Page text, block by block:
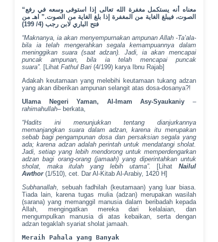
“معناه أنه يستكمل مغفرة الله تعالى إذا استوفى وسعه في رفع
الصوت، فيبلغ الغاية من المغفرة إذا بلغ الغاية من الصوت.” اهـ من
فتح الباري لابن رجب (4/ 199)
“Maknanya, ia akan menyempurnakan ampunan Allah -Ta’ala-
bila ia telah mengerahkan segala kemampuannya dalam
meninggikan suara (saat adzan). Jadi, ia akan mencapai
puncak ampunan, bila ia telah mencapai puncak
suara”. [LihatFathul Bari (4/199) karya Ibnu Rajab]
Adakah keutamaan yang melebihi keutamaan tukang adzan
yang akan diberikan ampunan selangit atas dosa-dosanya?!
Ulama Negeri Yaman, Al-Imam Asy-Syaukaniy –
rahimahullah– berkata,
“Hadits ini menunjukkan tentang dianjurkannya
memanjangkan suara dalam adzan, karena itu merupakan
sebab bagi pengampunan dosa dan persaksian segala yang
ada; karena adzan adalah perintah untuk mendatangi sholat.
Jadi, setiap yang lebih mendorong untuk memperdengarkan
adzan bagi orang-orang (jamaah) yang diperintahkan untuk
sholat, maka itulah yang lebih utama”.
[Lihat Nailul
Awthor(1/510), cet. Dar Al-Kitab Al-Arabiy, 1420 H]
Subhanallah, sebuah fadhilah (keutamaan) yang luar biasa.
Tiada lain, karena tugas mulia (adzan) merupakan wasilah
(sarana) yang memanggil manusia dalam beribadah kepada
Allah, mengingatkan mereka dari kelalaian, dan
mengumpulkan manusia di atas kebaikan, serta dengan
adzan tegaklah syariat sholat jamaah.
Meraih Pahala yang Banyak